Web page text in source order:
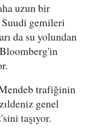
uzun bir
Suudi gemileri
da su yolundan
trafiğinin
genel
taşıyor.